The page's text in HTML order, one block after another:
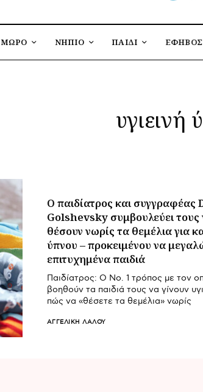
ΜΩΡΟ ΝΗΠΙΟ ΠΑΙΔΙ ΕΦΗΒΟΣ
υγιεινή
Ο παιδίατρος και συγγραφέας
Golshevsky συμβουλεύει τους
θέσουν νωρίς τα θεμέλια για
ύπνου – προκειμένου να
επιτυχημένα παιδιά
Παιδίατρος: Ο Νο. 1 τρόπος με τον
βοηθούν τα παιδιά τους να γίνουν
πώς να «θέσετε τα θεμέλια» νωρίς
ΑΓΓΕΛΙΚΉ ΛΆΛΟΥ